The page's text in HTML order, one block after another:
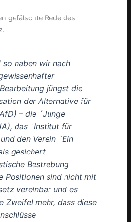
gefälschte Rede des
so haben wir nach
jüngst die
der Alternative für
– die ´Junge
das ´Institut für
den Verein ´Ein
gesichert
Bestrebung
Positionen sind nicht mit
vereinbar und es
Zweifel mehr, dass diese